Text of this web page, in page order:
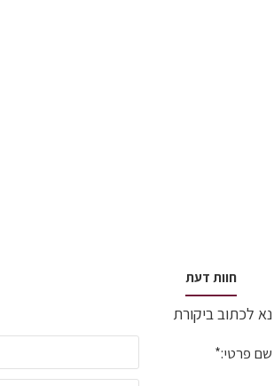
חוות דעת
נא לכתוב ביקורת
שם פרטי: